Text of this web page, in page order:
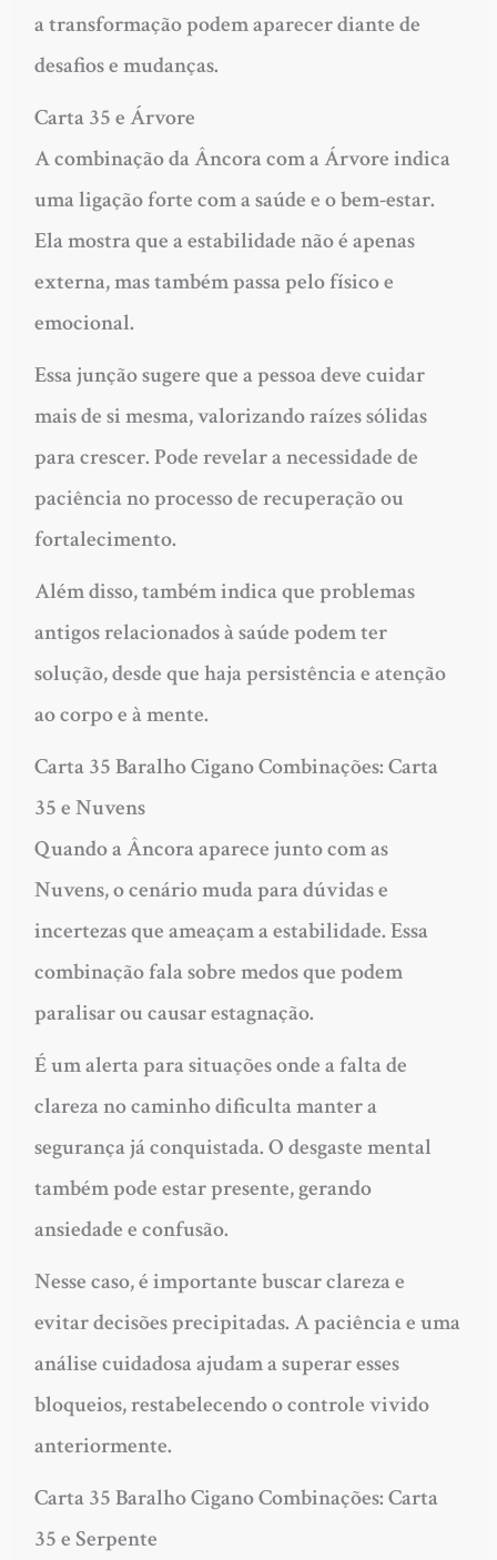
a transformação podem aparecer diante de
desafios e mudanças.
Carta 35 e Árvore
A combinação da Âncora com a Árvore indica
uma ligação forte com a saúde e o bem-estar.
Ela mostra que a estabilidade não é apenas
externa, mas também passa pelo físico e
emocional.
Essa junção sugere que a pessoa deve cuidar
mais de si mesma, valorizando raízes sólidas
para crescer. Pode revelar a necessidade de
paciência no processo de recuperação ou
fortalecimento.
Além disso, também indica que problemas
antigos relacionados à saúde podem ter
solução, desde que haja persistência e atenção
ao corpo e à mente.
Carta 35 Baralho Cigano Combinações: Carta
35 e Nuvens
Quando a Âncora aparece junto com as
Nuvens, o cenário muda para dúvidas e
incertezas que ameaçam a estabilidade. Essa
combinação fala sobre medos que podem
paralisar ou causar estagnação.
É um alerta para situações onde a falta de
clareza no caminho dificulta manter a
segurança já conquistada. O desgaste mental
também pode estar presente, gerando
ansiedade e confusão.
Nesse caso, é importante buscar clareza e
evitar decisões precipitadas. A paciência e uma
análise cuidadosa ajudam a superar esses
bloqueios, restabelecendo o controle vivido
anteriormente.
Carta 35 Baralho Cigano Combinações: Carta
35 e Serpente